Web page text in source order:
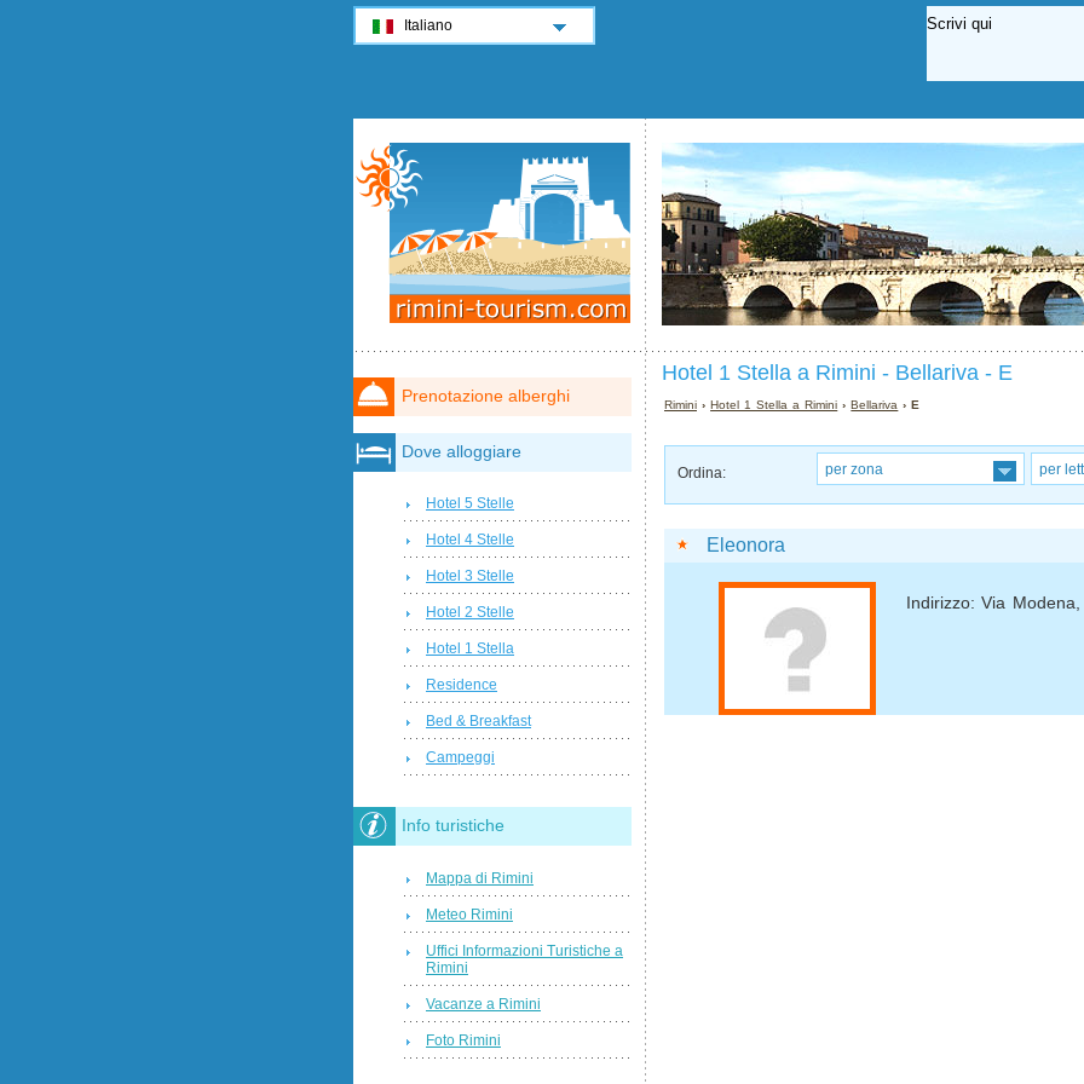
Hotel 1 Stella a Rimini - Bellariva - E
Rimini ›Hotel 1 Stella a Rimini ›Bellariva › E
Ordina: per zona per
Eleonora
Indirizzo: Via
Prenotazione alberghi
Dove alloggiare
Hotel 5 Stelle
Hotel 4 Stelle
Hotel 3 Stelle
Hotel 2 Stelle
Hotel 1 Stella
Residence
Bed & Breakfast
Campeggi
Info turistiche
Mappa di Rimini
Meteo Rimini
Uffici Informazioni Turistiche a
Rimini
Vacanze a Rimini
Foto Rimini
Italiano